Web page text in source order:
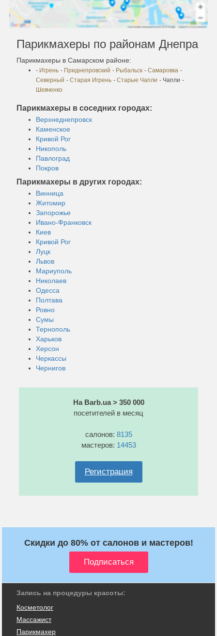
Парикмахеры по районам Днепра
Парикмахеры в Самарском районе:
- Игрень - Приднепровский - Рыбальск - Самаровка -
Северный - Старая Игрень - Старые Чапли - Чапли -
Шевченко
Парикмахеры в соседних городах:
Верхнеднепровск
Каменское
Кривой Рог
Никополь
Павлоград
Покров
Парикмахеры в других городах:
Винница
Житомир
Запорожье
Ивано-Франковск
Киев
Кривой Рог
Луцк
Львов
Мариуполь
Николаев
Одесса
Полтава
Ровно
Сумы
Тернополь
Харьков
Херсон
Черкассы
Чернигов
На Barb.ua > 350 000
посетителей в месяц
салонов: 8135
мастеров: 14453
Регистрация
Скидки до 80% от салонов и мастеров!
Запись на процедуры красоты:
Косметолог
Массажист
Парикмахер